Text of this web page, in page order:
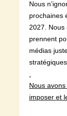
Nous
prochaines
2027. Nous
prennent
médias
stratégiques.
Nous
imposer et